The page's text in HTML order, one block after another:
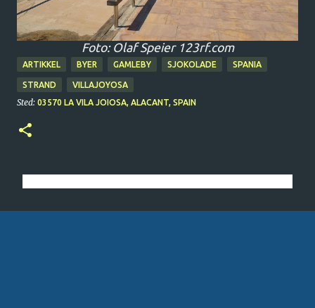
Foto: Olaf Speier 123rf.com
ARTIKKEL BYER GAMLEBY SJOKOLADE SPANIA
STRAND VILLAJOYOSA
Sted: 03570 LA VILA JOIOSA, ALACANT, SPAIN